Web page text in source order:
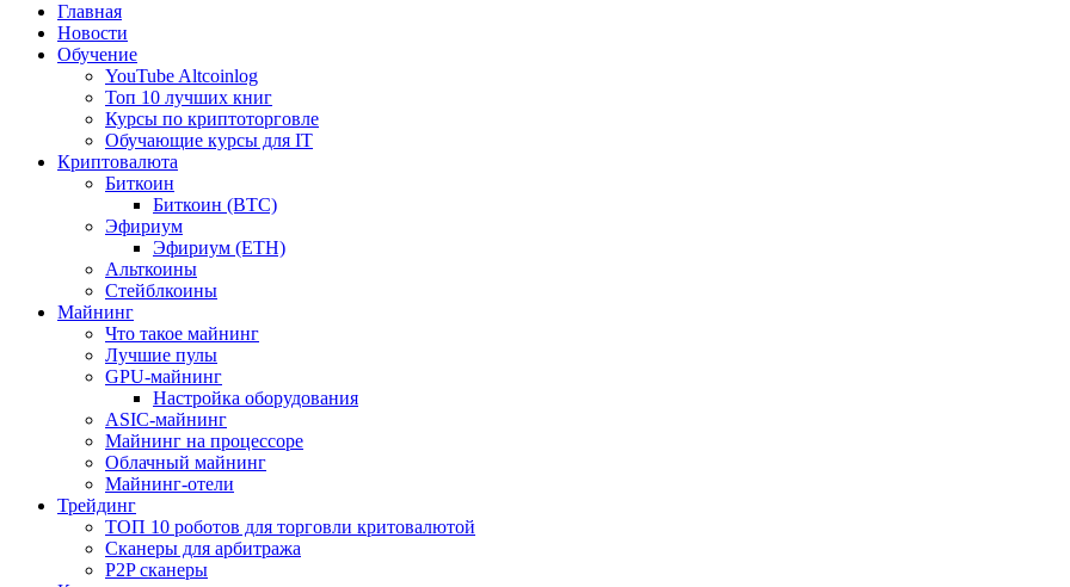
Главная
Новости
Обучение
YouTube Altcoinlog
Топ 10 лучших книг
Курсы по криптоторговле
Обучающие курсы для IT
Криптовалюта
Биткоин
Биткоин (BTC)
Эфириум
Эфириум (ETH)
Альткоины
Стейблкоины
Майнинг
Что такое майнинг
Лучшие пулы
GPU-майнинг
Настройка оборудования
ASIC-майнинг
Майнинг на процессоре
Облачный майнинг
Майнинг-отели
Трейдинг
ТОП 10 роботов для торговли критовалютой
Сканеры для арбитража
P2P сканеры